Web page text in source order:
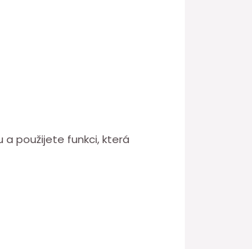
a použijete funkci, která